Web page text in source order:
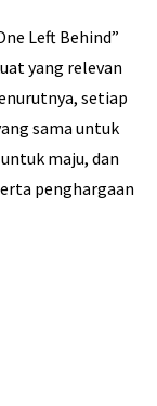
Left Behind”
yang relevan
setiap
sama untuk
maju, dan
penghargaan